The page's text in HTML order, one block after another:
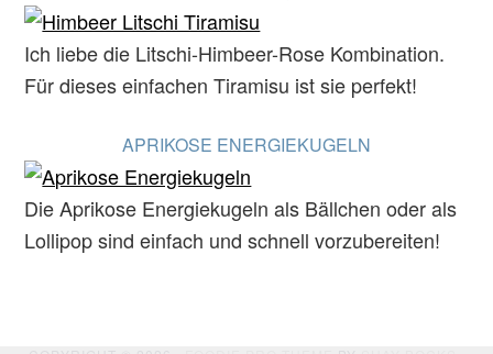
Ich liebe die Litschi-Himbeer-Rose Kombination.
Für dieses einfachen Tiramisu ist sie perfekt!
APRIKOSE ENERGIEKUGELN
Die Aprikose Energiekugeln als Bällchen oder als
Lollipop sind einfach und schnell vorzubereiten!